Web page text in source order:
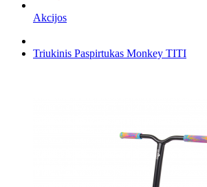
Akcijos
Triukinis Paspirtukas Monkey TITI